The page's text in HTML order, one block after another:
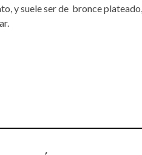
y suele ser de bronce